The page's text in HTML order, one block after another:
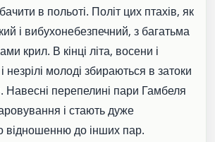
в польоті. Політ цих птахів, як
і вибухонебезпечний, з багатьма
крил. В кінці літа, восени і
незрілі молоді збираються в затоки
Навесні перепелині пари Гамбеля
і стають дуже
відношенню до інших пар.